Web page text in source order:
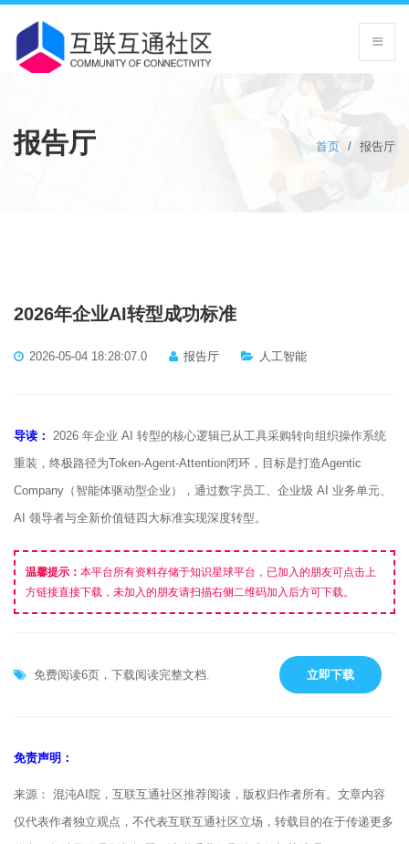
报告厅 首页 / 报告厅
2026年企业AI转型成功标准
2026-05-04 18:28:07.0 报告厅 人工智能
导读： 2026 年企业 AI 转型的核心逻辑已从工具采购转向组织操作系统
重装，终极路径为Token-Agent-Attention闭环，目标是打造Agentic
Company（智能体驱动型企业），通过数字员工、企业级 AI 业务单元、
AI 领导者与全新价值链四大标准实现深度转型。
温馨提示： 本平台所有资料存储于知识星球平台，已加入的朋友可点击上
方链接直接下载，未加入的朋友请扫描右侧二维码加入后方可下载。
免费阅读6页，下载阅读完整文档. 立即下载
免责声明：
来源： 混沌AI院，互联互通社区推荐阅读，版权归作者所有。文章内容
仅代表作者独立观点，不代表互联互通社区立场，转载目的在于传递更多